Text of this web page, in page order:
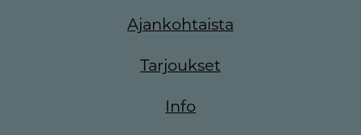
Ajankohtaista
Tarjoukset
Info